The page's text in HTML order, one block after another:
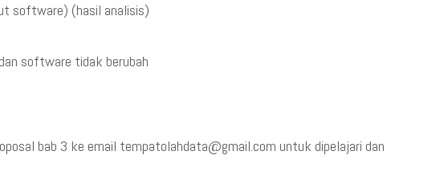
software) (hasil analisis)
software tidak berubah
bab 3 ke email tempatolahdata@gmail.com untuk dipelajari dan